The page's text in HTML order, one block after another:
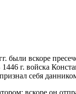
были вскоре
г. войска
себя